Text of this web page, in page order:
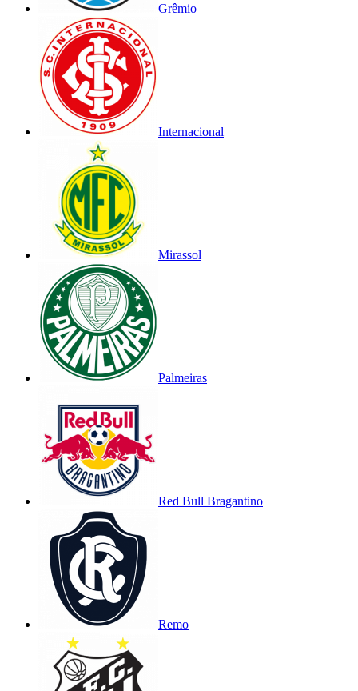
Grêmio
Internacional
Mirassol
Palmeiras
Red Bull Bragantino
Remo